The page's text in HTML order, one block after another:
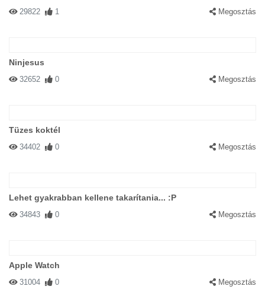
29822 1 Megosztás
Ninjesus
32652 0 Megosztás
Tüzes koktél
34402 0 Megosztás
Lehet gyakrabban kellene takarítania... :P
34843 0 Megosztás
Apple Watch
31004 0 Megosztás